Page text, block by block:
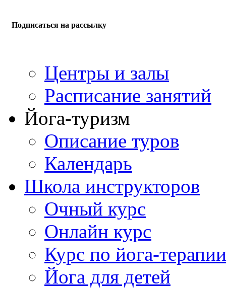
Подписаться на рассылку
Центры и залы
Расписание занятий
Йога-туризм
Описание туров
Календарь
Школа инструкторов
Очный курс
Онлайн курс
Курс по йога-терапии
Йога для детей